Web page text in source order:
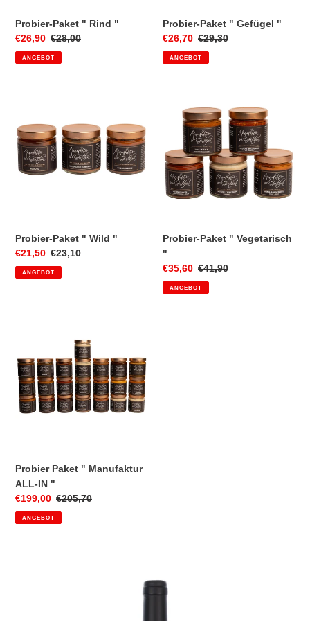
Probier-Paket " Rind "
Sonderpreis
€26,90 Normaler
Preis
€28,00
ANGEBOT
Probier-Paket " Gefügel "
Sonderpreis
€26,70 Normaler
Preis
€29,30
ANGEBOT
"
Wild
"
Probier-Paket " Wild "
Sonderpreis
€21,50 Normaler
Preis
€23,10
ANGEBOT
Paket
Vegetarisch
"
Probier-Paket " Vegetarisch
"
Sonderpreis
€35,60 Normaler
Preis
€41,90
ANGEBOT
Manufaktur
ALL-
IN
Probier Paket " Manufaktur
ALL-IN "
Sonderpreis
€199,00 Normaler
Preis
€205,70
ANGEBOT